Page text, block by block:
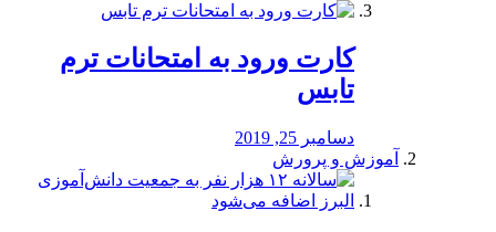
کارت ورود به امتحانات ترم
تابس
دسامبر 25, 2019
آموزش و پرورش